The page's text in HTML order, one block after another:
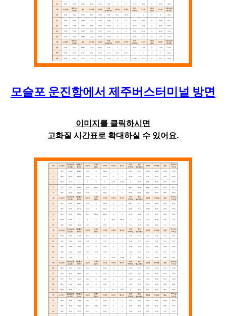
모슬포 운진항에서 제주버스터미널 방면
이미지를 클릭하시면
고화질 시간표로 확대하실 수 있어요.